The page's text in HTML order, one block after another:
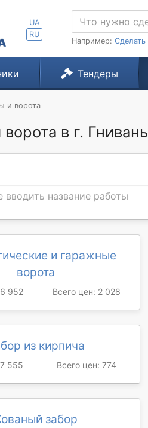
UA
RU
Например: Сделать
Тендеры
и ворота
в г. Гнивань
вводить название работы
и гаражные
ворота
952 Всего цен: 2 028
из кирпича
555 Всего цен: 774
забор